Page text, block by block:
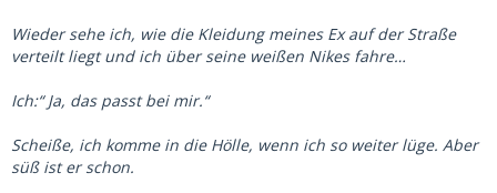
Wieder sehe ich, wie die Kleidung meines Ex auf der Straße
verteilt liegt und ich über seine weißen Nikes fahre…
Ich:“ Ja, das passt bei mir.“
Scheiße, ich komme in die Hölle, wenn ich so weiter lüge. Aber
süß ist er schon.